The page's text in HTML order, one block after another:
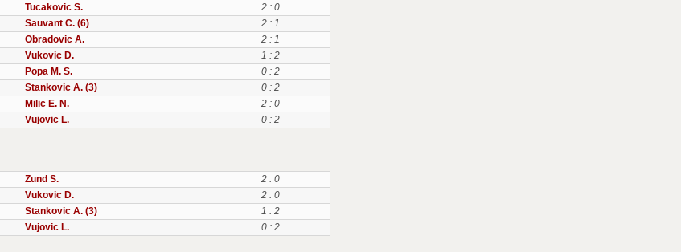
Tucakovic S.
2 : 0
Sauvant C. (6)
2 : 1
Obradovic A.
2 : 1
Vukovic D.
1 : 2
Popa M. S.
0 : 2
Stankovic A. (3)
0 : 2
Milic E. N.
2 : 0
Vujovic L. 0 : 2
Zund S.
2 : 0
Vukovic D.
2 : 0
Stankovic A. (3)
1 : 2
Vujovic L. 0 : 2